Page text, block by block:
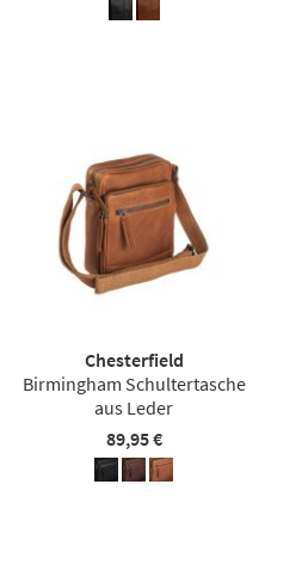
Chesterfield
Birmingham Schultertasche
aus Leder
89,95 €